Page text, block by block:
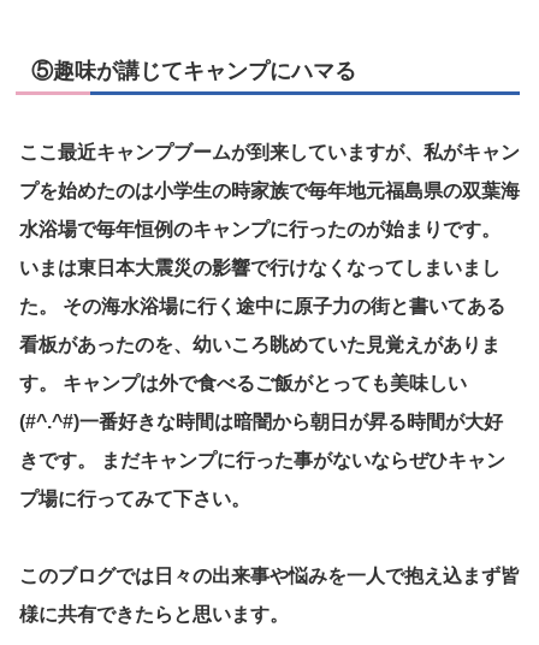
⑤趣味が講じてキャンプにハマる
ここ最近キャンプブームが到来していますが、私がキャン
プを始めたのは小学生の時家族で毎年地元福島県の双葉海
水浴場で毎年恒例のキャンプに行ったのが始まりです。
いまは東日本大震災の影響で行けなくなってしまいまし
た。 その海水浴場に行く途中に原子力の街と書いてある
看板があったのを、幼いころ眺めていた見覚えがありま
す。 キャンプは外で食べるご飯がとっても美味しい
(#^.^#)一番好きな時間は暗闇から朝日が昇る時間が大好
きです。 まだキャンプに行った事がないならぜひキャン
プ場に行ってみて下さい。
このブログでは日々の出来事や悩みを一人で抱え込まず皆
様に共有できたらと思います。